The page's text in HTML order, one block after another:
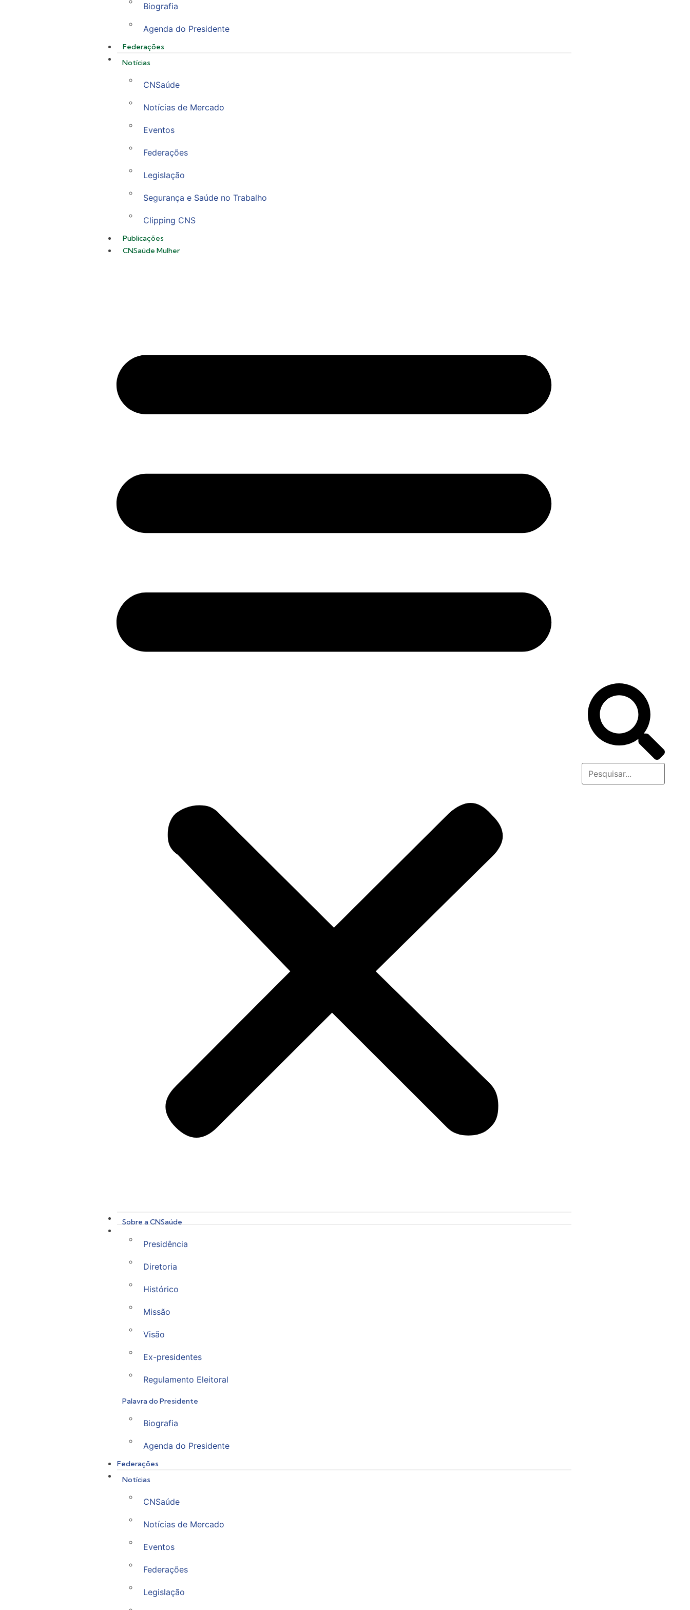
Biografia
Agenda do Presidente
Federações
Notícias
CNSaúde
Notícias de Mercado
Eventos
Federações
Legislação
Segurança e Saúde no Trabalho
Clipping CNS
Publicações
CNSaúde Mulher
Sobre a CNSaúde
Presidência
Diretoria
Histórico
Missão
Visão
Ex-presidentes
Regulamento Eleitoral
Palavra do Presidente
Biografia
Agenda do Presidente
Federações
Notícias
CNSaúde
Notícias de Mercado
Eventos
Federações
Legislação